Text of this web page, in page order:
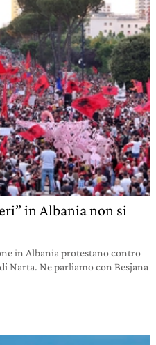
in Albania non si
in Albania protestano contro
Narta. Ne parliamo con Besjana